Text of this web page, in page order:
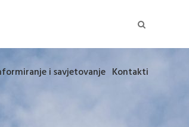
i savjetovanje Kontakti